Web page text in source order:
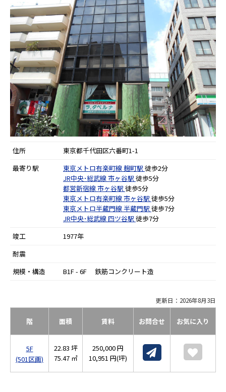
住所
東京都千代田区六番町1-1
最寄り駅
東京メトロ有楽町線麹町駅 徒歩2分
JR中央･総武線市ヶ谷駅 徒歩5分
都営新宿線市ヶ谷駅 徒歩5分
東京メトロ有楽町線市ヶ谷駅 徒歩5分
東京メトロ半蔵門線半蔵門駅 徒歩7分
JR中央･総武線四ツ谷駅 徒歩7分
竣工
1977年
耐震
規模・構造
B1F - 6F 鉄筋コンクリート造
更新日：2026年8月3日
階 面積 賃料 お問合せ お気に入り
5F
(501区画)
22.83 坪
75.47 ㎡
250,000 円
10,951 円(坪)